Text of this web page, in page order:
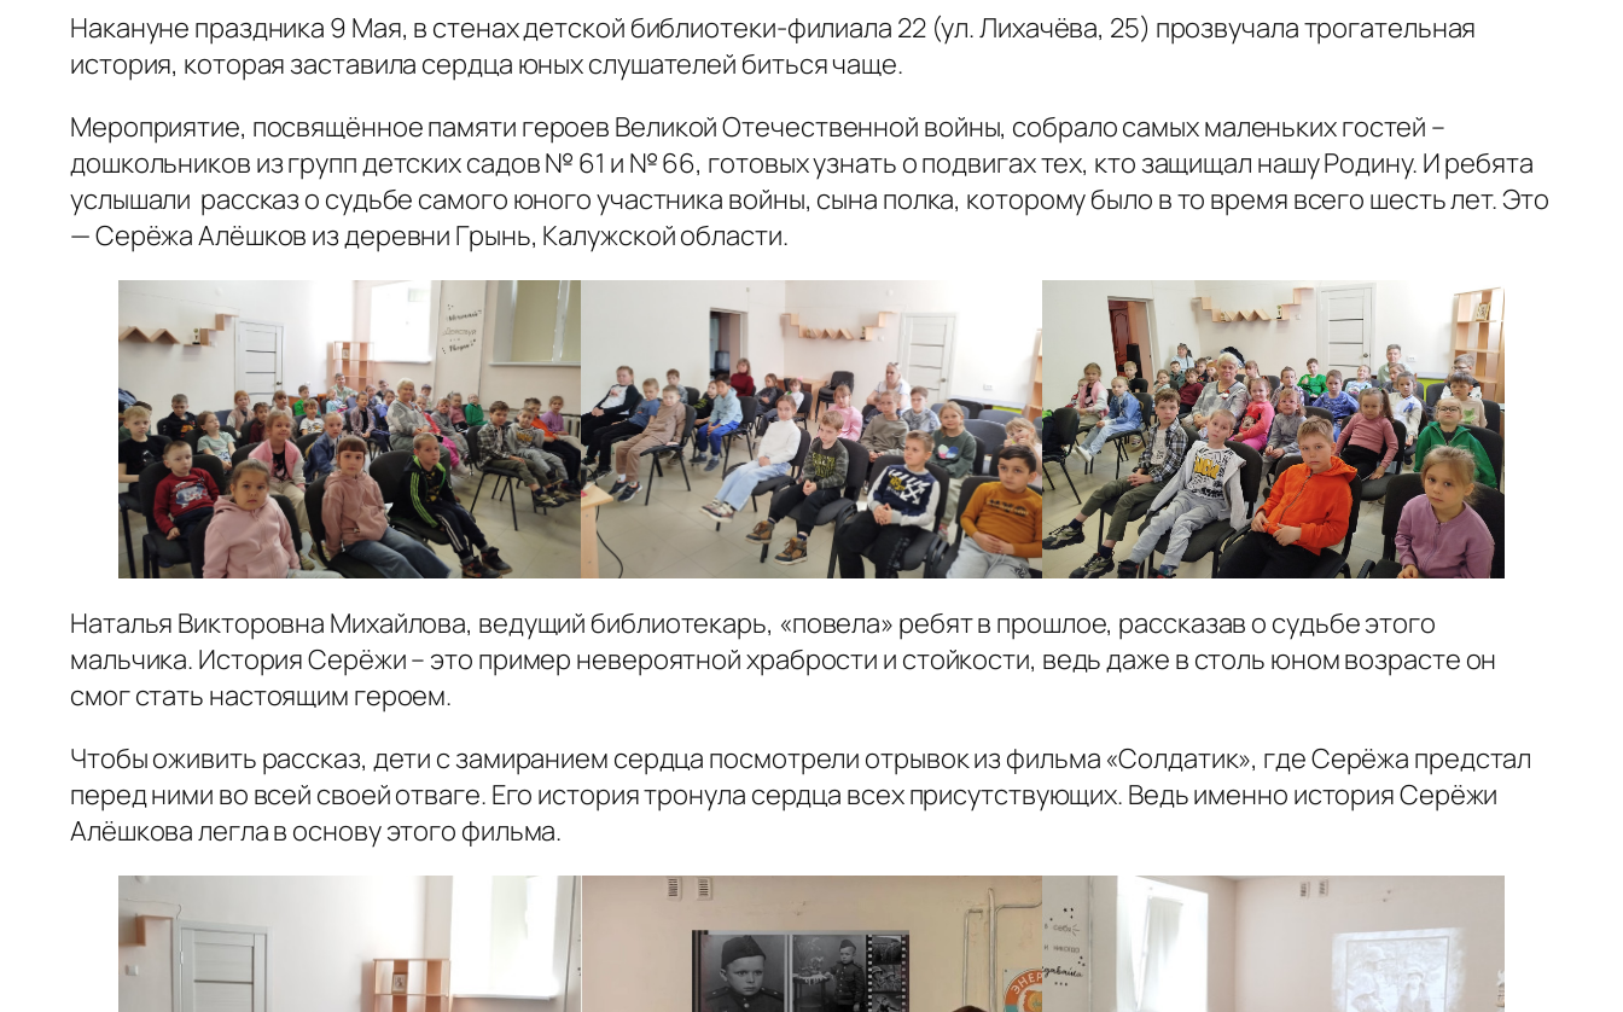
Накануне праздника 9 Мая, в стенах детской библиотеки-филиала 22 (ул. Лихачёва, 25) прозвучала трогательная
история, которая заставила сердца юных слушателей биться чаще.
Мероприятие, посвящённое памяти героев Великой Отечественной войны, собрало самых маленьких гостей –
дошкольников из групп детских садов № 61 и № 66, готовых узнать о подвигах тех, кто защищал нашу Родину. И ребята
услышали рассказ о судьбе самого юного участника войны, сына полка, которому было в то время всего шесть лет. Это
— Серёжа Алёшков из деревни Грынь, Калужской области.
Наталья Викторовна Михайлова, ведущий библиотекарь, «повела» ребят в прошлое, рассказав о судьбе этого
мальчика. История Серёжи – это пример невероятной храбрости и стойкости, ведь даже в столь юном возрасте он
смог стать настоящим героем.
Чтобы оживить рассказ, дети с замиранием сердца посмотрели отрывок из фильма «Солдатик», где Серёжа предстал
перед ними во всей своей отваге. Его история тронула сердца всех присутствующих. Ведь именно история Серёжи
Алёшкова легла в основу этого фильма.